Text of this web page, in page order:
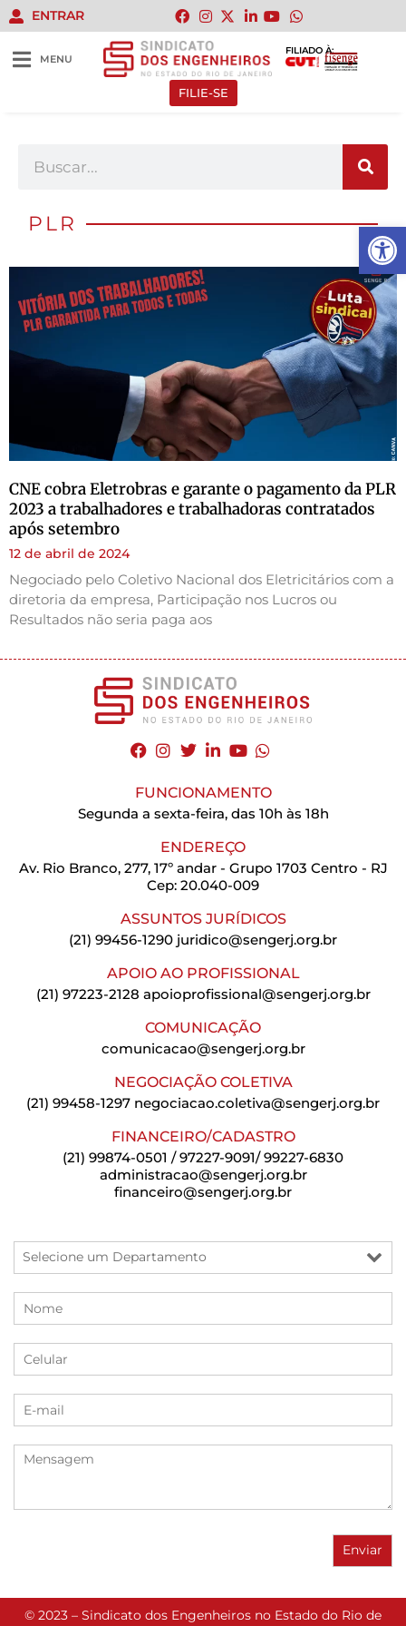
Abrir
ENTRAR
MENU
FILIADO À:
FILIE-SE
PLR
CNE cobra Eletrobras e garante o pagamento da PLR
2023 a trabalhadores e trabalhadoras contratados
após setembro
12 de abril de 2024
Negociado pelo Coletivo Nacional dos Eletricitários com a
diretoria da empresa, Participação nos Lucros ou
Resultados não seria paga aos
FUNCIONAMENTO
Segunda a sexta-feira, das 10h às 18h
ENDEREÇO
Av. Rio Branco, 277, 17º andar - Grupo 1703 Centro - RJ
Cep: 20.040-009
ASSUNTOS JURÍDICOS
(21) 99456-1290 juridico@sengerj.org.br
APOIO AO PROFISSIONAL
(21) 97223-2128 apoioprofissional@sengerj.org.br
COMUNICAÇÃO
comunicacao@sengerj.org.br
NEGOCIAÇÃO COLETIVA
(21) 99458-1297 negociacao.coletiva@sengerj.org.br
FINANCEIRO/CADASTRO
(21) 99874-0501 / 97227-9091/ 99227-6830
administracao@sengerj.org.br
financeiro@sengerj.org.br
© 2023 – Sindicato dos Engenheiros no Estado do Rio de